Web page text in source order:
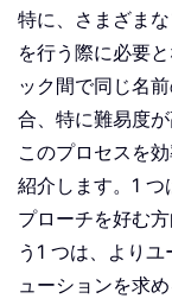
特に、さまざま
を行う際に必要
ック間で同じ名
合、特に難易度
このプロセスを
紹介します。1
プローチを好む
う1 つは、より
ューションを求